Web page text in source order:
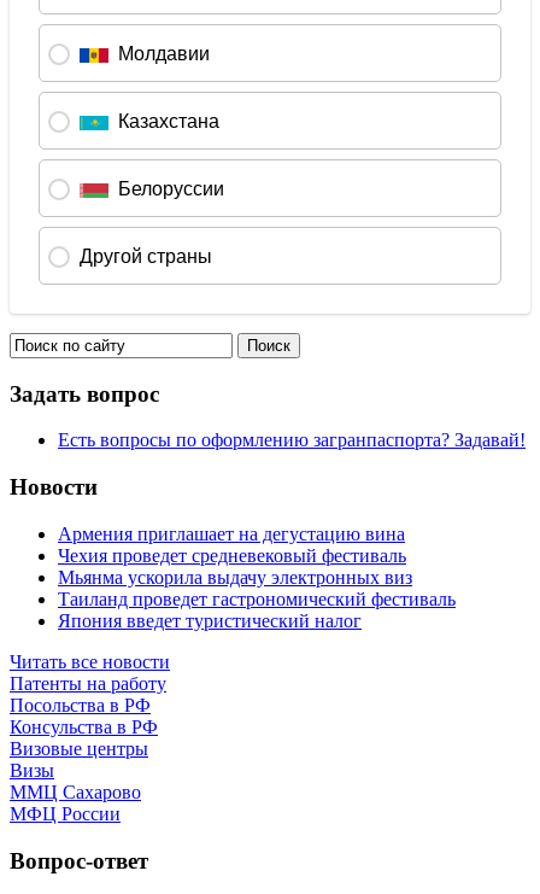
Задать вопрос
Есть вопросы по оформлению загранпаспорта? Задавай!
Новости
Армения приглашает на дегустацию вина
Чехия проведет средневековый фестиваль
Мьянма ускорила выдачу электронных виз
Таиланд проведет гастрономический фестиваль
Япония введет туристический налог
Читать все новости
Патенты на работу
Посольства в РФ
Консульства в РФ
Визовые центры
Визы
ММЦ Сахарово
МФЦ России
Вопрос-ответ